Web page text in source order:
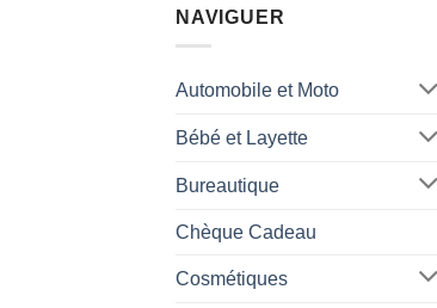
NAVIGUER
Automobile et Moto
Bébé et Layette
Bureautique
Chèque Cadeau
Cosmétiques